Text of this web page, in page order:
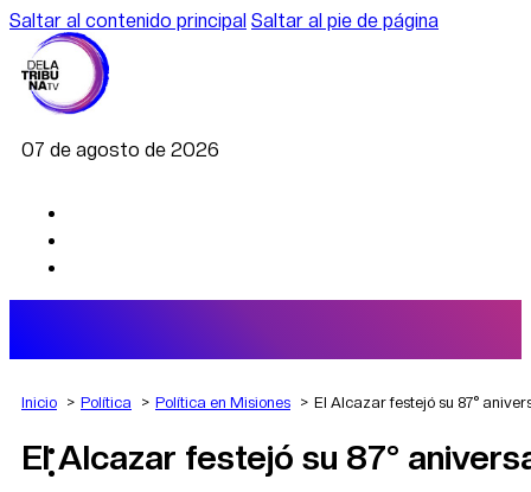
Saltar al contenido principal Saltar al pie de página
07 de agosto de 2026
AGRO
DEPORTES
Inicio Política Política en Misiones El Alcazar festejó su 87°
El Alcazar festejó su 87°